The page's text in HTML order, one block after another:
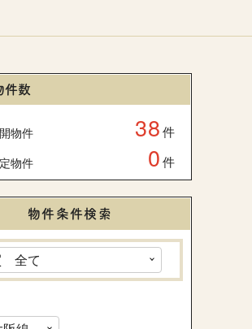
件数
物件 38件
物件 0件
物件条件検索